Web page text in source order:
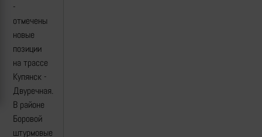
-
отмечены
новые
позиции
на трассе
Купянск -
Двуречная.
В районе
Боровой
штурмовые